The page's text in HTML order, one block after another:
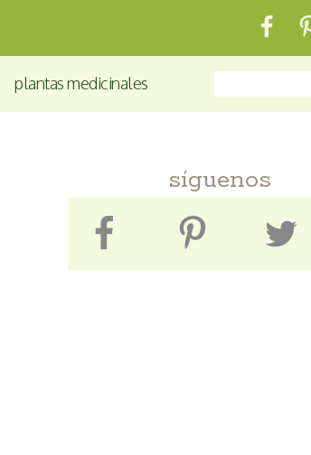
plantas medicinales
síguenos